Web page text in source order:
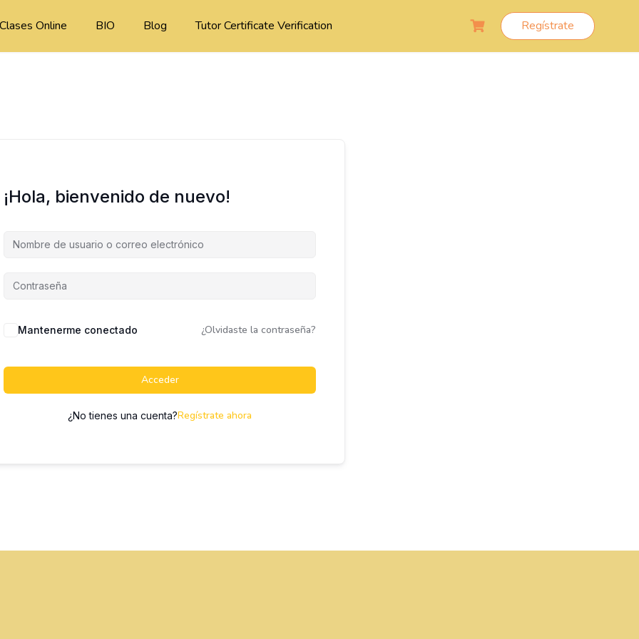
Clases Online BIO Blog Tutor Certificate Verification Regístrate
¡Hola, bienvenido de nuevo!
Mantenerme conectado ¿Olvidaste la contraseña?
Acceder
¿No tienes una cuenta?Regístrate ahora